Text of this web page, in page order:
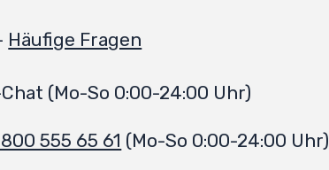
Häufige Fragen
(Mo-So 0:00-24:00 Uhr)
555 65 61 (Mo-So 0:00-24:00 Uhr)